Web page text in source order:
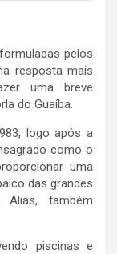
pelos
resposta mais
uma breve
do Guaíba.
logo após a
como o
uma
das grandes
Aliás, também
piscinas e